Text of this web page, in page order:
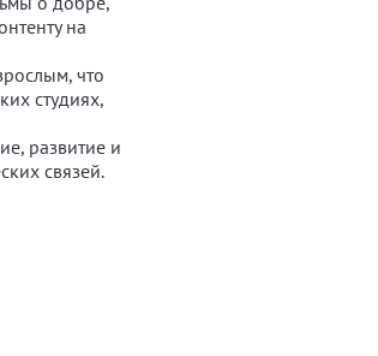
на
что
студиях,
развитие и
связей.